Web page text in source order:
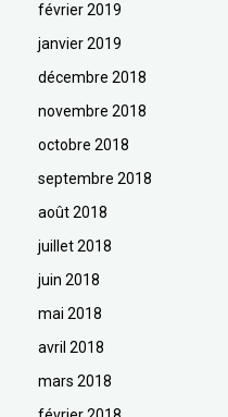
février 2019
janvier 2019
décembre 2018
novembre 2018
octobre 2018
septembre 2018
août 2018
juillet 2018
juin 2018
mai 2018
avril 2018
mars 2018